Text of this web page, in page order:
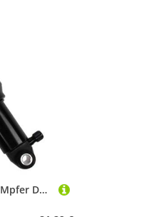
HEZHANG Fahrrad DäMpfer Dual/Solo Air Hinterradstoßdämpfer Doppel-Einzelluftkammerdruck Mountain Hinterradstoßdämpfer 125 150 165 190mm(Single Air 150mm)